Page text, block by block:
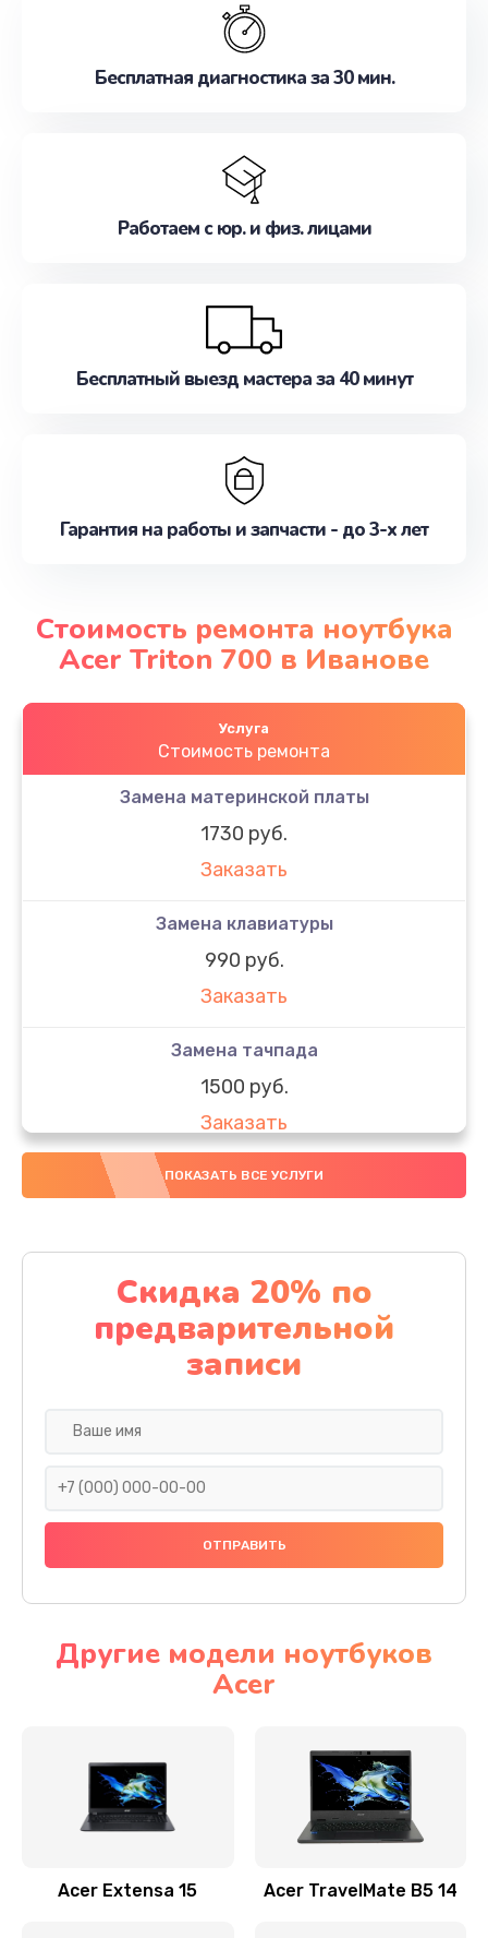
наилучшим образом. Не медлите записаться на
Бесплатная диагностика за 30 мин.
Работаем с юр. и физ. лицами
Бесплатный выезд мастера за 40 минут
Гарантия на работы и запчасти - до 3-х лет
Стоимость ремонта ноутбука
Acer Triton 700 в Иванове
Услуга
Стоимость ремонта
Замена материнской платы
1730 руб.
Заказать
Замена клавиатуры
990 руб.
Заказать
Замена тачпада
1500 руб.
Заказать
Замена южного моста
Заказать
Чистка от пыли
1060 руб.
Заказать
Ремонт подсветки
Настройка BIOS
Замена видеочипа
Заказать
ПОКАЗАТЬ ВСЕ УСЛУГИ
Скидка 20% по
предварительной
записи
Другие модели ноутбуков
Acer
Acer Extensa 15 Acer TravelMate B5 14